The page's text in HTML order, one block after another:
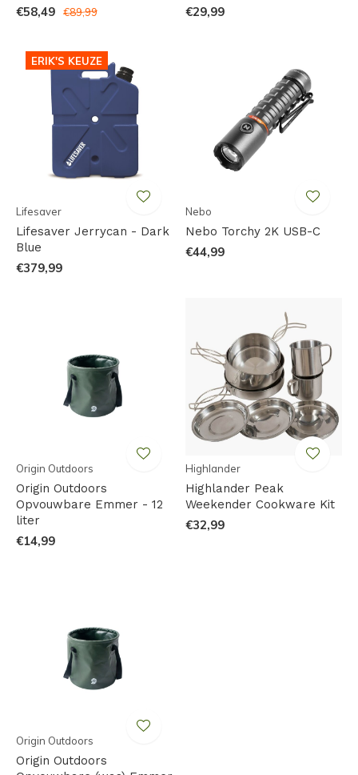
€58,49 €89,99 €29,99
ERIK'S KEUZE
Lifesaver
Lifesaver Jerrycan - Dark
Blue
€379,99
Nebo
Nebo Torchy 2K USB-C
€44,99
Origin Outdoors
Origin Outdoors
Opvouwbare Emmer - 12
liter
€14,99
Highlander
Highlander Peak
Weekender Cookware Kit
€32,99
Origin Outdoors
Origin Outdoors